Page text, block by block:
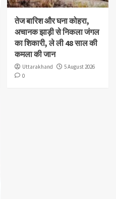
तेज बारिश और घना कोहरा,
अचानक झाड़ी से निकला जंगल
का शिकारी, ले ली 48 साल की
कमला की जान
Uttarakhand
5 August 2026
0